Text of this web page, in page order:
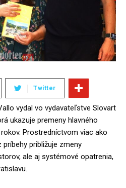
Twitter
vydal vo vydavateľstve Slovart
ukazuje premeny hlavného
Prostredníctvom viac ako
približuje zmeny
ale aj systémové opatrenia,